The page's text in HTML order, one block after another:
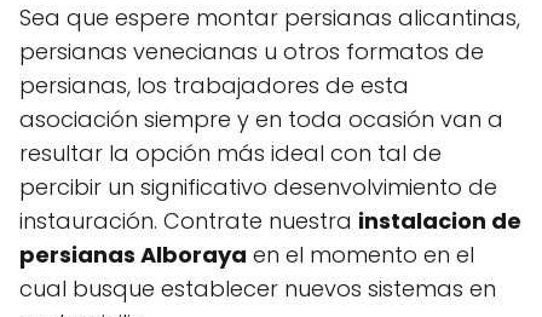
Sea que espere montar persianas alicantinas,
persianas venecianas u otros formatos de
persianas, los trabajadores de esta
asociación siempre y en toda ocasión van a
resultar la opción más ideal con tal de
percibir un significativo desenvolvimiento de
instauración. Contrate nuestra instalacion de
persianas Alboraya en el momento en el
cual busque establecer nuevos sistemas en